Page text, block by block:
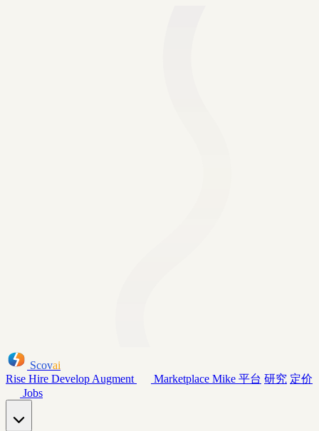
Scovai
Rise Hire Develop Augment Marketplace Mike 平台 研究 定价
Jobs